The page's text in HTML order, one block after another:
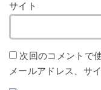
サイト
次回のコメントで
メールアドレス、サ